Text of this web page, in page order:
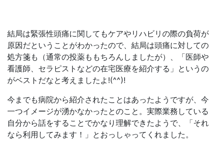
結局は緊張性頭痛に関してもケアやリハビリの際の負荷が
原因だということがわかったので、結局は頭痛に対しての
処方箋も（通常の投薬ももちろんしましたが）、「医師や
看護師、セラピストなどの在宅医療を紹介する」というの
がベストだなと考えましたよ!(^^)!
今までも病院から紹介されたことはあったようですが、今
一つイメージが湧かなかったとのこと。実際業務している
自分から話をすることでかなり理解できたようで、「それ
なら利用してみます！」とおっしゃってくれました。